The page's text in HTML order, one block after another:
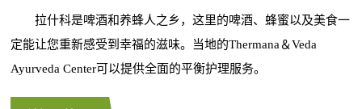
拉什科是啤酒和养蜂人之乡，这里的啤酒、蜂蜜以及美食一
定能让您重新感受到幸福的滋味。当地的Thermana＆Veda
Ayurveda Center可以提供全面的平衡护理服务。